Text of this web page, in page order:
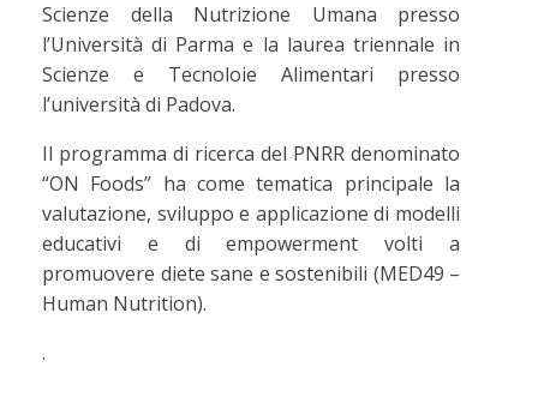
Scienze della Nutrizione Umana presso
l’Università di Parma e la laurea triennale in
Scienze e Tecnoloie Alimentari presso
l’università di Padova.
Il programma di ricerca del PNRR denominato
“ON Foods” ha come tematica principale la
valutazione, sviluppo e applicazione di modelli
educativi e di empowerment volti a
promuovere diete sane e sostenibili (MED49 –
Human Nutrition).
.